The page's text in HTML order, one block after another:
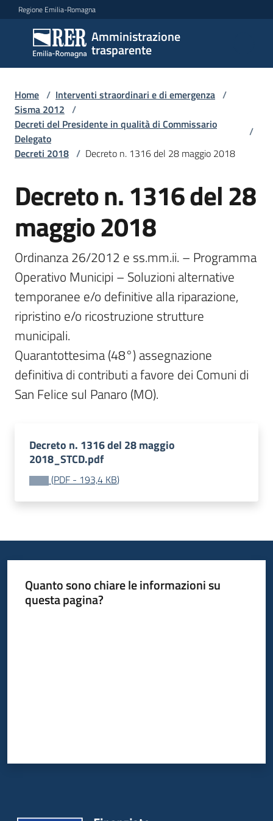
Vai al contenuto
Vai alla navigazione
Vai al footer
Regione Emilia-Romagna
Amministrazione
trasparente
Amministrazione
trasparente
Sottosezioni
Accesso
Home / Interventi straordinari e di emergenza /
Sisma 2012 /
Decreti del Presidente in qualità di Commissario
Delegato
/
Decreti 2018 / Decreto n. 1316 del 28 maggio 2018
Decreto n. 1316 del 28
maggio 2018
Ordinanza 26/2012 e ss.mm.ii. – Programma
Operativo Municipi – Soluzioni alternative
temporanee e/o definitive alla riparazione,
ripristino e/o ricostruzione strutture
municipali.
Quarantottesima (48°) assegnazione
definitiva di contributi a favore dei Comuni di
San Felice sul Panaro (MO).
Decreto n. 1316 del 28 maggio
2018_STCD.pdf
(PDF - 193,4 KB)
Quanto sono chiare le informazioni su
questa pagina?